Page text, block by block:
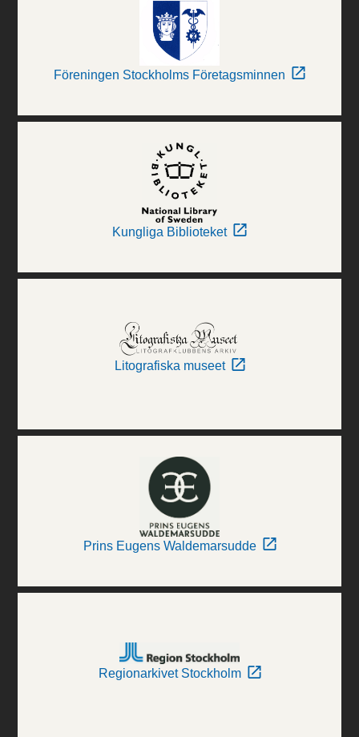
Föreningen Stockholms Företagsminnen
Kungliga Biblioteket
Litografiska museet
Prins Eugens Waldemarsudde
Regionarkivet Stockholm